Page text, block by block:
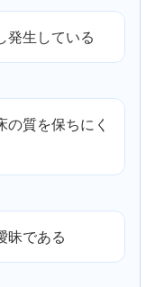
発生している
質を保ちにく
昧である